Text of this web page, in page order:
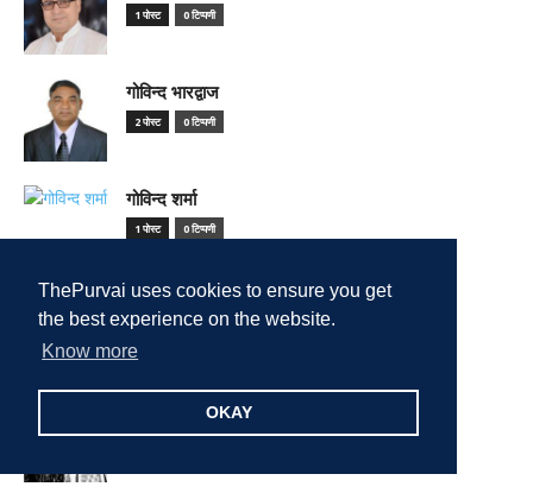
ThePurvai uses cookies to ensure you get
the best experience on the website.
Know more
OKAY
1 पोस्ट 0 टिप्पणी
गोविन्द भारद्वाज
2 पोस्ट 0 टिप्पणी
गोविन्द शर्मा
1 पोस्ट 0 टिप्पणी
गौरव सिन्हा